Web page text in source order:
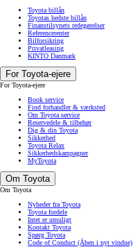
Toyota billån
Toyotas bedste billån
Finanstilsynets redegørelser
Referencerenter
Bilforsikring
Privatleasing
KINTO Danmark
For Toyota-ejere
For Toyota-ejere
Book service
Find forhandler & værksted
Om Toyota service
Reservedele & tilbehør
Dig & din Toyota
Sikkerhed
Toyota Relax
Sikkerhedskampagner
MyToyota
Om Toyota
Om Toyota
Nyheder fra Toyota
Toyota fordele
Intet er umuligt
Kontakt Toyota
Spørg Toyota
Code of Conduct (Åben i nyt vindue)